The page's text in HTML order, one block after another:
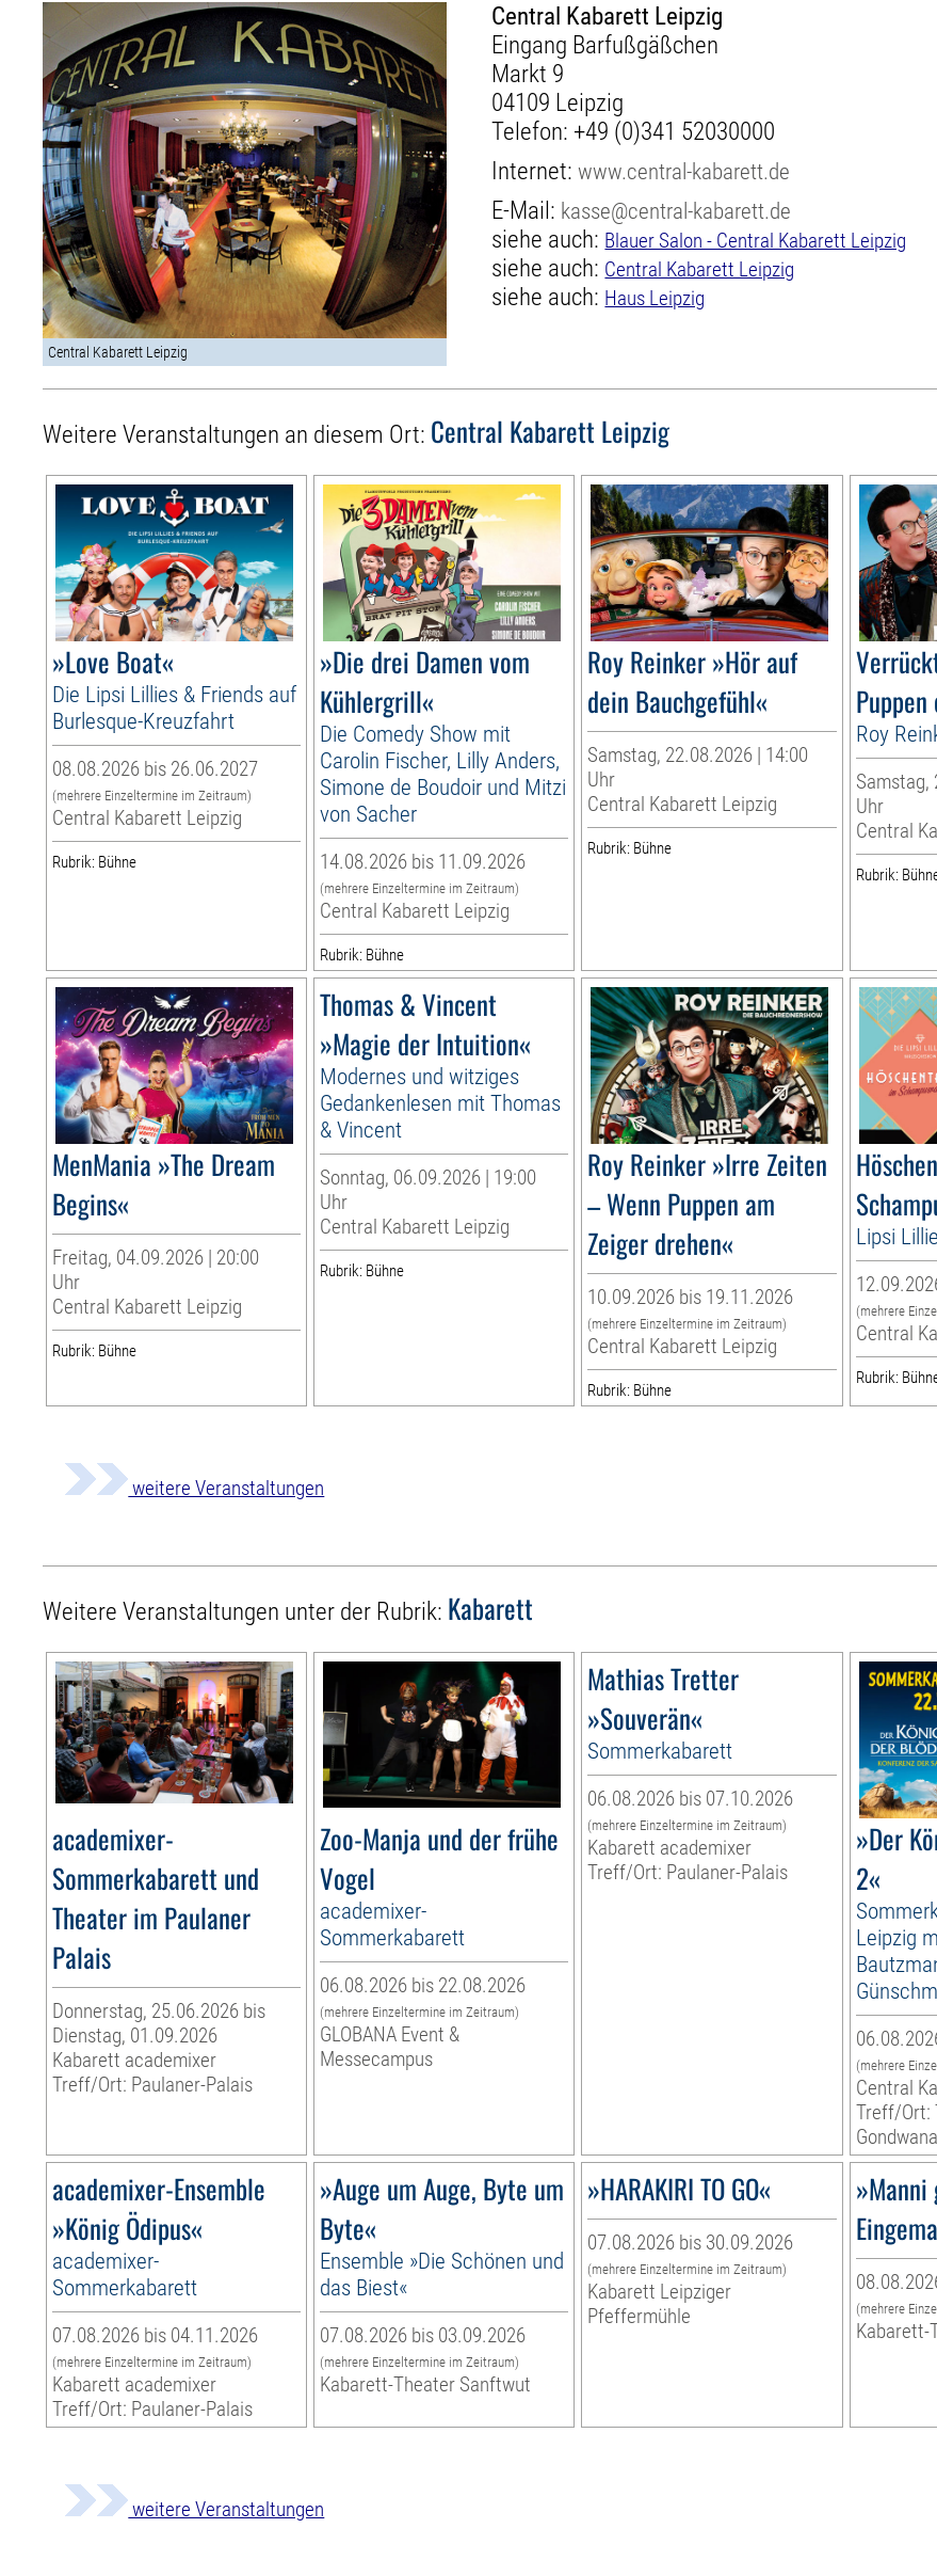
Central Kabarett Leipzig
Central Kabarett Leipzig
Eingang Barfußgäßchen
Markt 9
04109 Leipzig
Telefon: +49 (0)341 52030000
Internet:www.central-kabarett.de
E-Mail: kasse@central-kabarett.de
siehe auch: Blauer Salon - Central Kabarett Leipzig
siehe auch: Central Kabarett Leipzig
siehe auch: Haus Leipzig
Weitere Veranstaltungen an diesem Ort: Central Kabarett Leipzig
»Love Boat«
Die Lipsi Lillies & Friends auf
Burlesque-Kreuzfahrt
08.08.2026 bis 26.06.2027
(mehrere Einzeltermine im Zeitraum)
Central Kabarett Leipzig
Rubrik: Bühne
»Die drei Damen vom
Kühlergrill«
Die Comedy Show mit
Carolin Fischer, Lilly Anders,
Simone de Boudoir und Mitzi
von Sacher
14.08.2026 bis 11.09.2026
(mehrere Einzeltermine im Zeitraum)
Central Kabarett Leipzig
Rubrik: Bühne
Roy Reinker »Hör auf
dein Bauchgefühl«
Samstag, 22.08.2026 | 14:00
Uhr
Central Kabarett Leipzig
Rubrik: Bühne
Roy
Samstag,
Uhr
Central
Rubrik:
MenMania »The Dream
Begins«
Freitag, 04.09.2026 | 20:00
Uhr
Central Kabarett Leipzig
Rubrik: Bühne
Thomas & Vincent
»Magie der Intuition«
Modernes und witziges
Gedankenlesen mit Thomas
& Vincent
Sonntag, 06.09.2026 | 19:00
Uhr
Central Kabarett Leipzig
Rubrik: Bühne
Roy Reinker »Irre Zeiten
– Wenn Puppen am
Zeiger drehen«
10.09.2026 bis 19.11.2026
(mehrere Einzeltermine im Zeitraum)
Central Kabarett Leipzig
Rubrik: Bühne
Lipsi
(mehrere
Central
Rubrik:
weitere Veranstaltungen
Weitere Veranstaltungen unter der Rubrik: Kabarett
academixer-
Sommerkabarett und
Theater im Paulaner
Palais
Donnerstag, 25.06.2026 bis
Dienstag, 01.09.2026
Kabarett academixer
Treff/Ort: Paulaner-Palais
Zoo-Manja und der frühe
Vogel
academixer-
Sommerkabarett
06.08.2026 bis 22.08.2026
(mehrere Einzeltermine im Zeitraum)
GLOBANA Event &
Messecampus
Mathias Tretter
»Souverän«
Sommerkabarett
06.08.2026 bis 07.10.2026
(mehrere Einzeltermine im Zeitraum)
Kabarett academixer
Treff/Ort: Paulaner-Palais
»Der
2«
Leipzig
(mehrere
Central
Treff/Ort:
academixer-Ensemble
»König Ödipus«
academixer-
Sommerkabarett
07.08.2026 bis 04.11.2026
(mehrere Einzeltermine im Zeitraum)
Kabarett academixer
Treff/Ort: Paulaner-Palais
»Auge um Auge, Byte um
Byte«
Ensemble »Die Schönen und
das Biest«
07.08.2026 bis 03.09.2026
(mehrere Einzeltermine im Zeitraum)
Kabarett-Theater Sanftwut
»HARAKIRI TO GO«
07.08.2026 bis 30.09.2026
(mehrere Einzeltermine im Zeitraum)
Kabarett Leipziger
Pfeffermühle
»Manni
(mehrere
Kabarett-
weitere Veranstaltungen